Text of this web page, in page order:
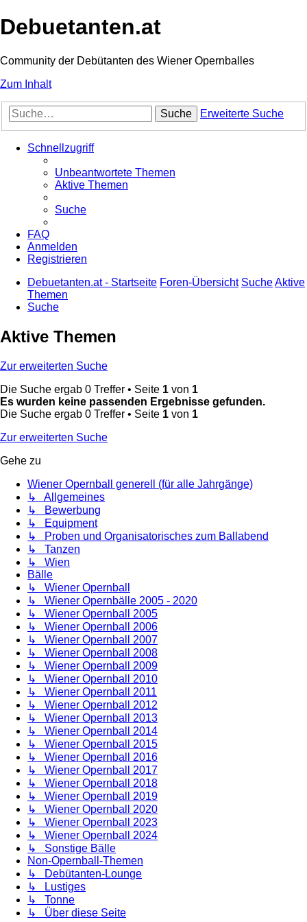
Debuetanten.at
Community der Debütanten des Wiener Opernballes
Zum Inhalt
Suche Erweiterte Suche
Schnellzugriff
Unbeantwortete Themen
Aktive Themen
Suche
FAQ
Anmelden
Registrieren
Debuetanten.at - Startseite Foren-Übersicht SucheAktive
Themen
Suche
Aktive Themen
Zur erweiterten Suche
Die Suche ergab 0 Treffer • Seite 1 von 1
Es wurden keine passenden Ergebnisse gefunden.
Die Suche ergab 0 Treffer • Seite 1 von 1
Zur erweiterten Suche
Gehe zu
Wiener Opernball generell (für alle Jahrgänge)
↳ Allgemeines
↳ Bewerbung
↳ Equipment
↳ Proben und Organisatorisches zum Ballabend
↳ Tanzen
↳ Wien
Bälle
↳ Wiener Opernball
↳ Wiener Opernbälle 2005 - 2020
↳ Wiener Opernball 2005
↳ Wiener Opernball 2006
↳ Wiener Opernball 2007
↳ Wiener Opernball 2008
↳ Wiener Opernball 2009
↳ Wiener Opernball 2010
↳ Wiener Opernball 2011
↳ Wiener Opernball 2012
↳ Wiener Opernball 2013
↳ Wiener Opernball 2014
↳ Wiener Opernball 2015
↳ Wiener Opernball 2016
↳ Wiener Opernball 2017
↳ Wiener Opernball 2018
↳ Wiener Opernball 2019
↳ Wiener Opernball 2020
↳ Wiener Opernball 2023
↳ Wiener Opernball 2024
↳ Sonstige Bälle
Non-Opernball-Themen
↳ Debütanten-Lounge
↳ Lustiges
↳ Tonne
↳ Über diese Seite